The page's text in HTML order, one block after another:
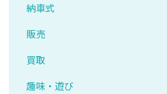
納車式
販売
買取
趣味・遊び